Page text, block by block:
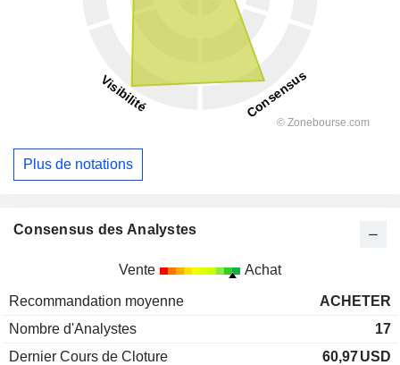
Plus de notations
Consensus des Analystes
Vente Achat
Recommandation moyenne
ACHETER
Nombre d'Analystes
17
Dernier Cours de Cloture
60,97USD